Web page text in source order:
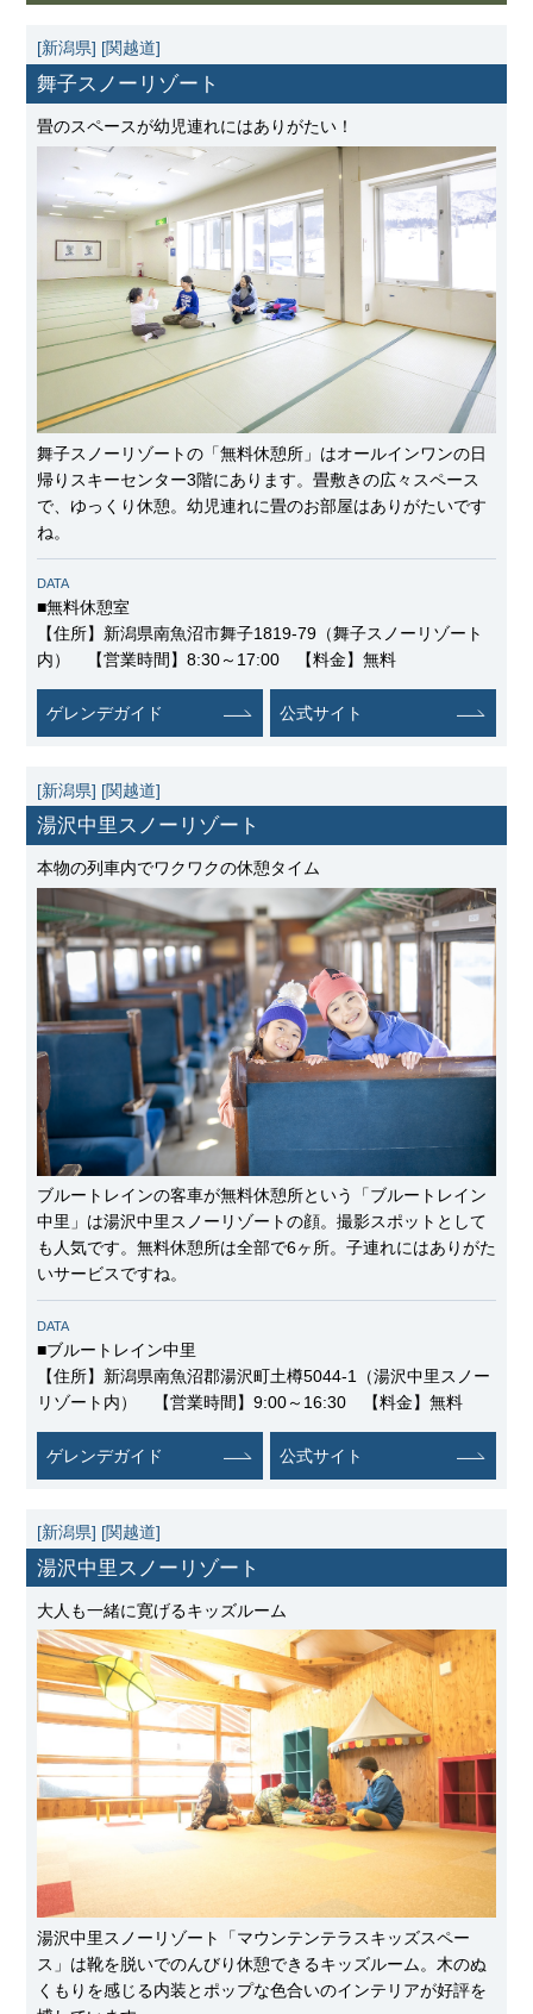
[新潟県] [関越道]
舞子スノーリゾート
畳のスペースが幼児連れにはありがたい！
舞子スノーリゾートの「無料休憩所」はオールインワンの日
帰りスキーセンター3階にあります。畳敷きの広々スペース
で、ゆっくり休憩。幼児連れに畳のお部屋はありがたいです
ね。
DATA
■無料休憩室
【住所】新潟県南魚沼市舞子1819-79（舞子スノーリゾート
内） 【営業時間】8:30～17:00 【料金】無料
ゲレンデガイド 公式サイト
[新潟県] [関越道]
湯沢中里スノーリゾート
本物の列車内でワクワクの休憩タイム
ブルートレインの客車が無料休憩所という「ブルートレイン
中里」は湯沢中里スノーリゾートの顔。撮影スポットとして
も人気です。無料休憩所は全部で6ヶ所。子連れにはありがた
いサービスですね。
DATA
■ブルートレイン中里
【住所】新潟県南魚沼郡湯沢町土樽5044-1（湯沢中里スノー
リゾート内） 【営業時間】9:00～16:30 【料金】無料
ゲレンデガイド 公式サイト
[新潟県] [関越道]
湯沢中里スノーリゾート
大人も一緒に寛げるキッズルーム
湯沢中里スノーリゾート「マウンテンテラスキッズスペー
ス」は靴を脱いでのんびり休憩できるキッズルーム。木のぬ
くもりを感じる内装とポップな色合いのインテリアが好評を